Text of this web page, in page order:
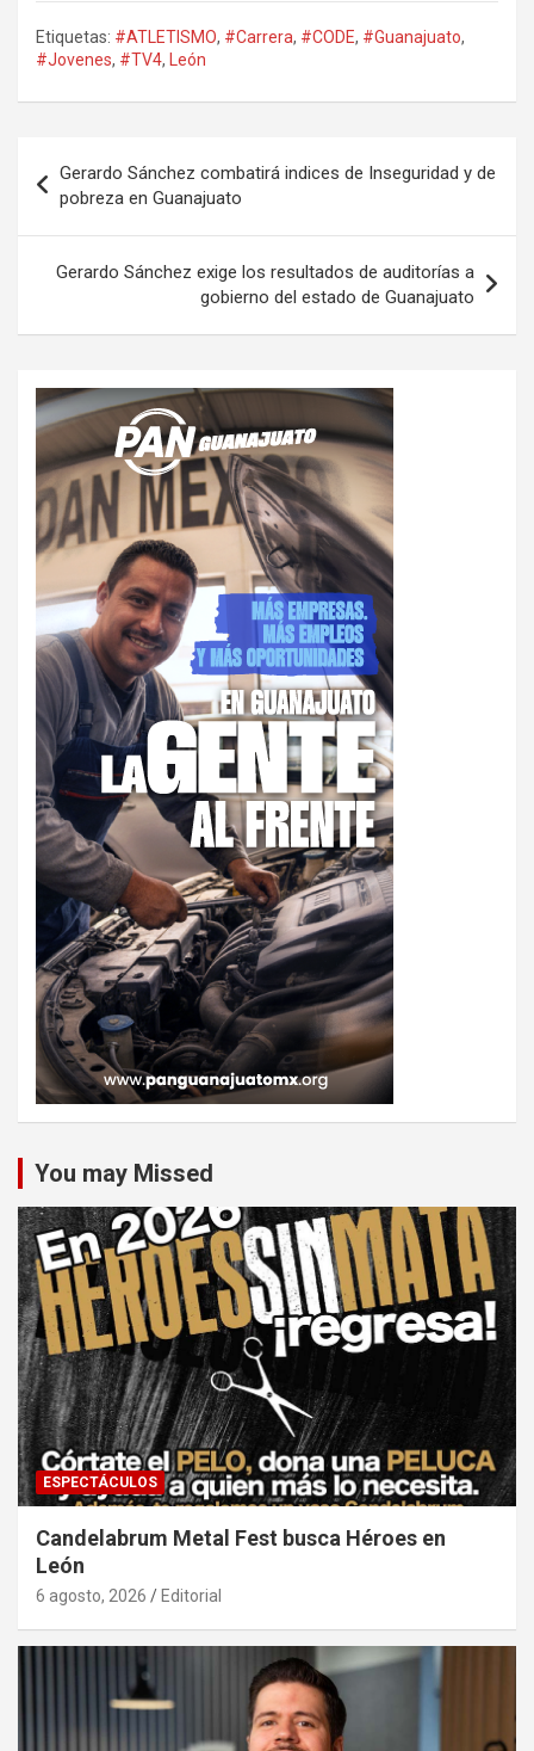
Etiquetas: #ATLETISMO, #Carrera, #CODE, #Guanajuato,
#Jovenes, #TV4, León
de
entradas
Gerardo Sánchez combatirá indices de Inseguridad y de
pobreza en Guanajuato
Gerardo Sánchez exige los resultados de auditorías a
gobierno del estado de Guanajuato
You may Missed
ESPECTÁCULOS
Candelabrum Metal Fest busca Héroes en
León
6 agosto, 2026 Editorial